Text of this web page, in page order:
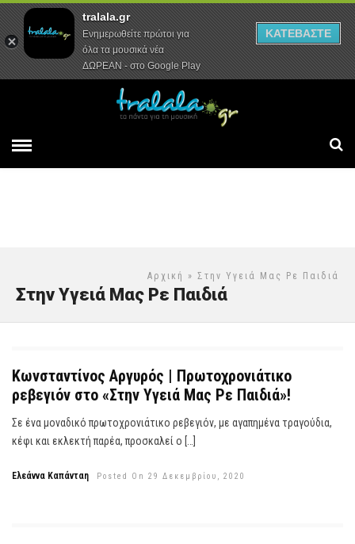
Αρχική Συνεντεύξεις Ρεπορτάζ
Αρχική » Στην Υγειά Μας Ρε Παιδιά
Στην Υγειά Μας Ρε Παιδιά
Κωνσταντίνος Αργυρός | Πρωτοχρονιάτικο
ρεβεγιόν στο «Στην Υγειά Μας Ρε Παιδιά»!
Σε ένα μοναδικό πρωτοχρονιάτικο ρεβεγιόν, με αγαπημένα τραγούδια,
κέφι και εκλεκτή παρέα, προσκαλεί ο […]
Ελεάννα Καπάνταη Posted On 29 Δεκεμβρίου, 2020
tralala.gr
Ενημερωθείτε πρώτοι για
όλα τα μουσικά νέα
ΔΩΡΕΑΝ - στο Google Play
ΚΑΤΕΒΑΣΤΕ